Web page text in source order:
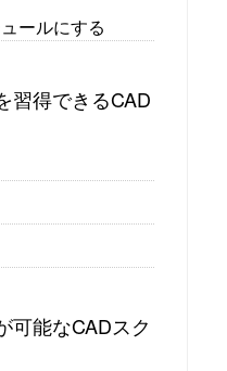
ールにする
習得できるCAD
可能なCADスク